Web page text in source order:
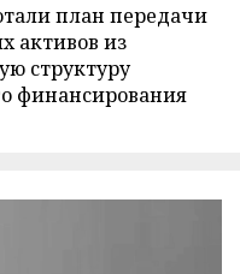
план передачи
активов из
структуру
финансирования